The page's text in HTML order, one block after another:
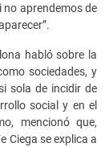
no aprendemos de
habló sobre la
sociedades, y
sola de incidir de
social y en el
mencionó que,
Ciega se explica a